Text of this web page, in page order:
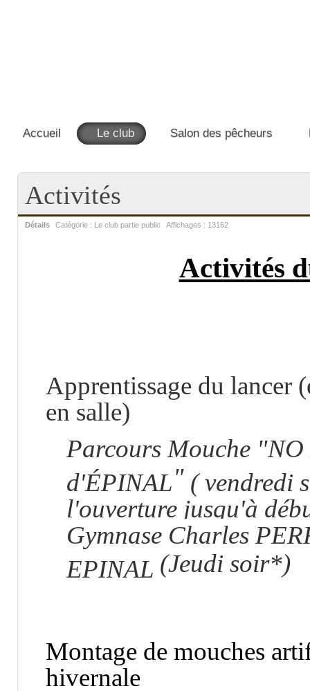
Accueil Le club Salon des pêcheurs
Activités
Détails Catégorie : Le club partie public Affichages : 13162
Activités
Apprentissage du lancer
en salle)
Parcours Mouche
d'ÉPINAL " ( vendredi
l'ouverture jusqu'à
Gymnase Charles
EPINAL (Jeudi soir*)
Montage de mouches
hivernale